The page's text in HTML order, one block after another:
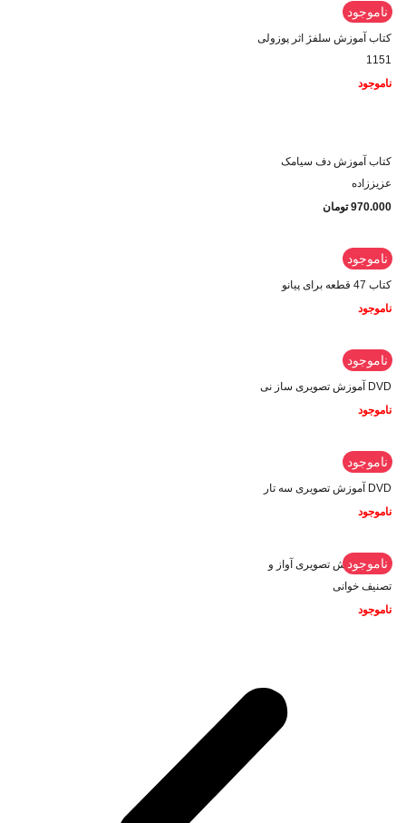
ناموجود
کتاب آموزش سلفژ اثر پوزولی
1151
ناموجود
کتاب آموزش دف سیامک
عزیززاده
970.000 تومان
ناموجود
کتاب 47 قطعه برای پیانو
ناموجود
ناموجود
DVD آموزش تصویری ساز نی
ناموجود
ناموجود
DVD آموزش تصویری سه تار
ناموجود
ناموجودDVD آموزش تصویری آواز و
تصنیف خوانی
ناموجود